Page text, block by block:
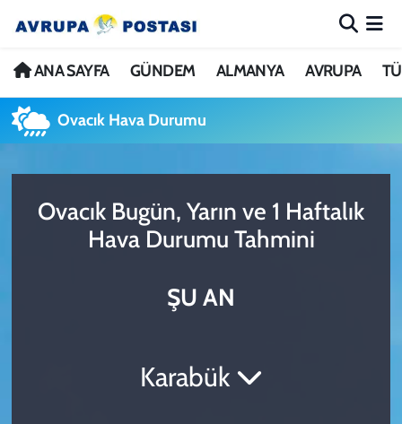
ANA SAYFA GÜNDEM ALMANYA AVRUPA
Ovacık Hava Durumu
Ovacık Bugün, Yarın ve 1 Haftalık
Hava Durumu Tahmini
ŞU AN
Karabük
ANA SAYFA
GÜNDEM
AVRUPA
TÜRKİYE
Nöbetçi Eczaneler
Hava Durumu
Trafik Durumu
Avrupa Ligi Puan Durumu ve Fikstür